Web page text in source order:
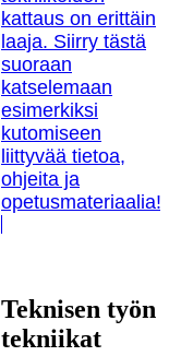
kattaus on erittäin
laaja. Siirry tästä
suoraan
katselemaan
esimerkiksi
kutomiseen
liittyvää tietoa,
ohjeita ja
opetusmateriaalia!
Teknisen työn
tekniikat